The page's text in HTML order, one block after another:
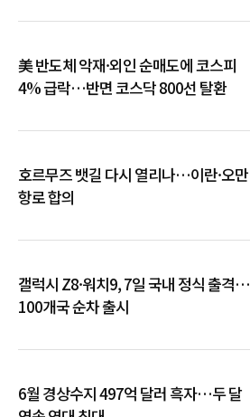
美 반도체 악재·외인 순매도에 코스피
4% 급락…반면 코스닥 800선 탈환
호르무즈 뱃길 다시 열리나…이란·오만
항로 합의
갤럭시 Z8·워치9, 7일 국내 정식 출격…
100개국 순차 출시
6월 경상수지 497억 달러 흑자…두 달